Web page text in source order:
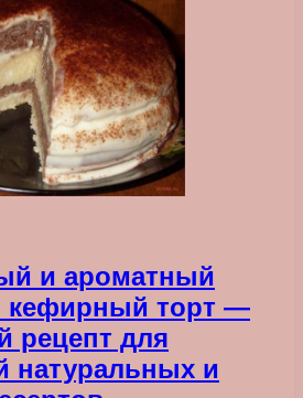
и ароматный
кефирный торт —
рецепт для
натуральных и